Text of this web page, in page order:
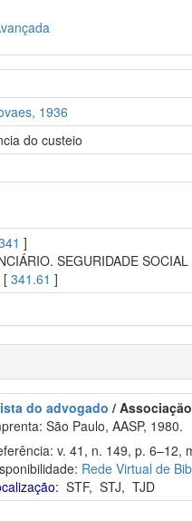
1936
do custeio
]
SEGURIDADE
[341.61 ]
do advogado /
São Paulo, AASP, 1980.
v. 41, n. 149, p. 6–12,
Rede Virtual de
STF,STJ,TJD